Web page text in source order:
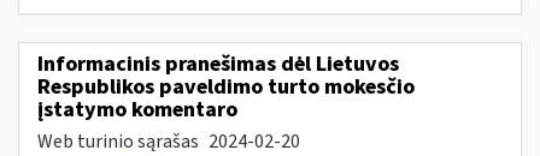
Informacinis pranešimas dėl Lietuvos
Respublikos paveldimo turto mokesčio
įstatymo komentaro
Web turinio sąrašas 2024-02-20